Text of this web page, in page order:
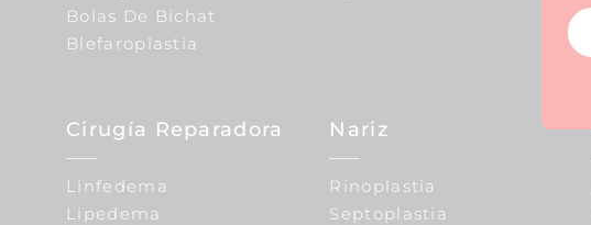
Bolas De Bichat
Blefaroplastia
Cirugía Reparadora
Linfedema
Lipedema
Nariz
Rinoplastia
Septoplastia